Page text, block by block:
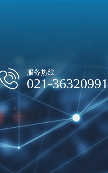
服务热线
021-36320991